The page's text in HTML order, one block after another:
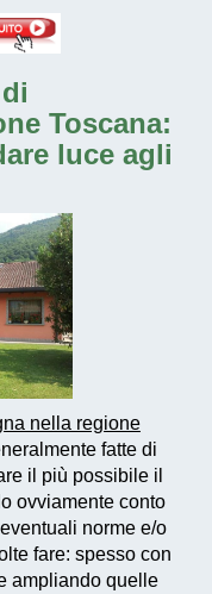
Toscana:
luce agli
nella regione
fatte di
il più possibile il
ovviamente conto
norme e/o
fare: spesso con
ampliando quelle